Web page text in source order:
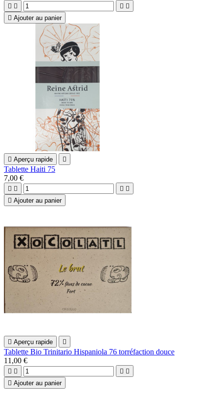
   
 Ajouter au panier
 Aperçu rapide 
Tablette Haiti 75
7,00 €
   
 Ajouter au panier
 Aperçu rapide 
Tablette Bio Trinitario Hispaniola 76 torréfaction douce
11,00 €
   
 Ajouter au panier